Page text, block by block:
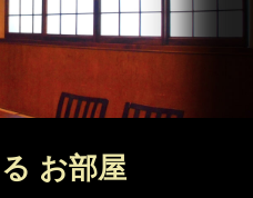
お部屋